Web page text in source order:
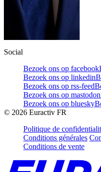
Social
Bezoek ons op facebook
Bezoek ons op linkedin
Bezoek ons op rss-feed
Bezoek ons op mastodon
Bezoek ons op bluesky
© 2026 Euractiv FR
Politique de
Conditions générales
Conditions de vente